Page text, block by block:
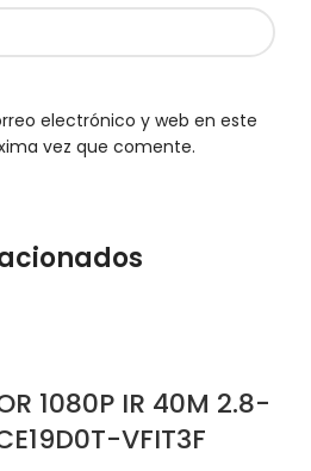
electrónico y web en este
vez que comente.
1080P IR 40M 2.8-
VFIT3F